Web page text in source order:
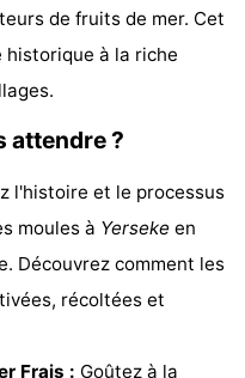
de fruits de mer. Cet
historique à la riche
attendre ?
l'histoire et le processus
moules à Yerseke en
Découvrez comment les
récoltées et
Frais : Goûtez à la